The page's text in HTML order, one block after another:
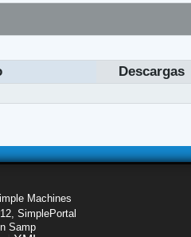
Descargas
Machines
SimplePortal
Samp